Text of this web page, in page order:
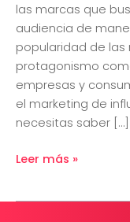
las marcas que
audiencia de
popularidad de las
protagonismo
empresas y
el marketing de
necesitas saber […]
Leer más »